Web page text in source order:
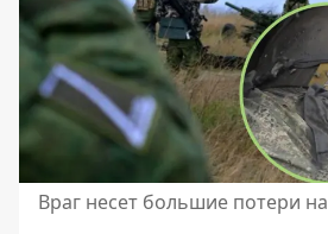
Враг несет большие потери